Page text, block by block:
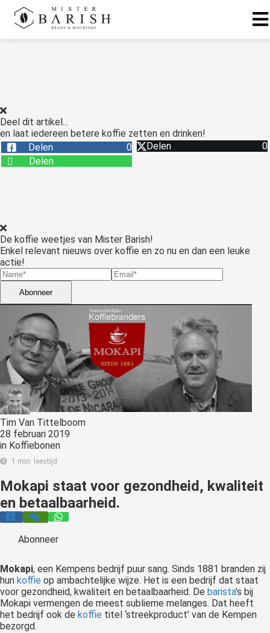
Deel dit artikel...
en laat iedereen betere koffie zetten en drinken!
Delen
0 Delen
0
Delen
De koffie weetjes van Mister Barish!
Enkel relevant nieuws over koffie en zo nu en dan een leuke
actie!
Abonneer
Tim Van Tittelboom
28 februari 2019
in Koffiebonen
1 min. leestijd
Mokapi staat voor gezondheid, kwaliteit
en betaalbaarheid.
Abonneer
Mokapi, een Kempens bedrijf puur sang. Sinds 1881 branden zij
hun koffie op ambachtelijke wijze. Het is een bedrijf dat staat
voor gezondheid, kwaliteit en betaalbaarheid. De barista’s bij
Mokapi vermengen de meest sublieme melanges. Dat heeft
het bedrijf ook de koffie titel ‘streekproduct’ van de Kempen
bezorgd.
gebruikt
deze
kan de
worden
om
te
over
van
op
gebruikt
te
Hierdoor
website-